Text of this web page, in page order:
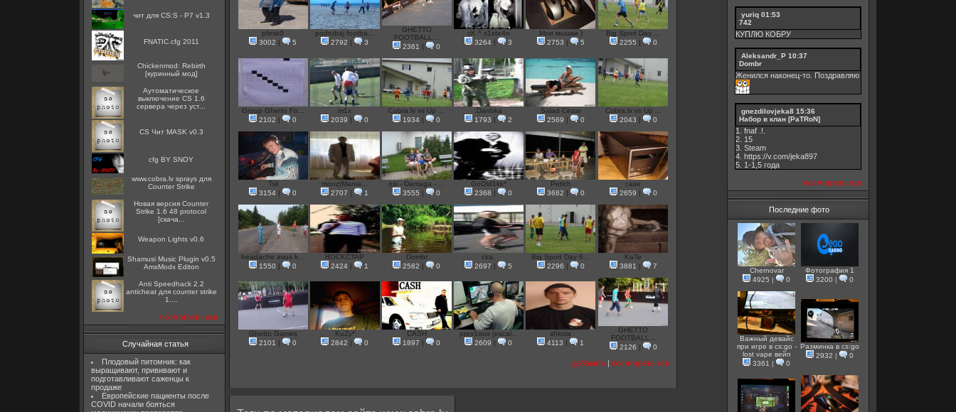
чит для CS:S - P7 v1.3
FNATIC.cfg 2011
Chickenmod: Rebirth
[куринный мод]
Аутоматическое
выключение CS 1.6
сервера через уст...
CS Чит MASK v0.3
cfg BY SNOY
www.cobra.lv sprays для
Counter Strike
Новая версия Counter
Strike 1.6 48 protocol
[скача...
Weapon Lights v0.6
Shamusi Music Plugin v0.5
AmxModx Editon
Anti Speedhack 2.2
anticheat для counter strike
1....
посмотреть все
Случайная статья
Плодовый питомник: как
выращивают, прививают и
подготавливают саженцы к
продаже
Европейские пациенты после
COVID начали бояться
pfesk0
3002
5
podrubaj footba...
2792
3
GHETTO
FOOTBALL...
2361
0
cK ^ s1xte4n
3264
3
Мои мышки )
2753
5
Big Sport Day ...
2255
0
Group Ghetto Fo...
2102
0
m1x
2039
0
Cobra.lv vs Up ...
1934
0
:Danbka
1793
2
Salad Cezar
2569
0
Cobra.lv vs Up ...
2043
0
Tsil
3154
0
mouz|Mania...
2707
1
osi - Damaga - ...
3555
0
GoOld1kk*
2368
0
Petich
3682
0
case
2659
0
headache asus k...
1550
0
ROCKCTAP
2424
1
Dombr
2582
0
cka.
2697
5
Big Sport Day 6...
2296
0
KaTe
3881
7
Ghetto Games
2101
0
KuZy*
2842
0
CASH
1897
0
prev1ous [escal...
2609
0
shkola
4113
1
GHETTO
FOOTBALL...
2126
0
добавить посмотреть все
yuriq 01:53
742
КУПЛЮ КОБРУ
Aleksandr_P 10:37
Dombr
Женился наконец-то. Поздравляю
gnezdilovjeka8 15:36
Набор в клан [PaTRoN]
1. fnaf .!.
2. 15
3. Steam
4. https://v.com/jeka897
5. 1-1,5 годa
посмотреть все
Последние фото
Chernovar
4925 | 0
Фотография 1
3200 | 0
Важный девайс
при игре в cs:go -
lost vape вейп
3361 | 0
Разминка в cs:go
2932 | 0